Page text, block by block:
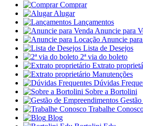
Comprar
Alugar
Lançamentos
Anuncie para
Anuncie
Lista de Desejos
2ª via do boleto
Extrato
Manutenções
Dúvidas
Sobre a Bortolini
Trabalhe
Blog